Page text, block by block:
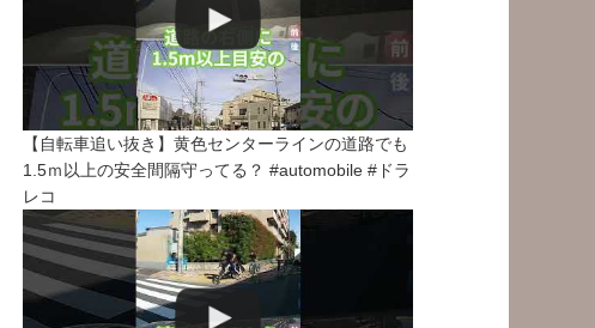
【自転車追い抜き】黄色センターラインの道路でも
1.5ｍ以上の安全間隔守ってる？ #automobile #ドラ
レコ